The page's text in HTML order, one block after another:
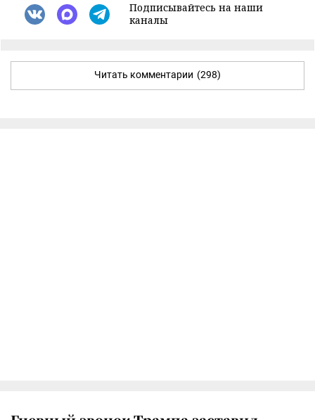
Подписывайтесь на наши
каналы
Читать комментарии (298)